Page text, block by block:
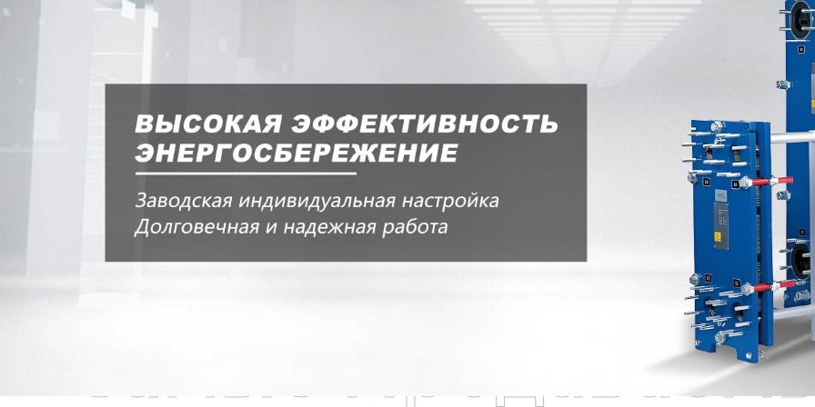
Самые